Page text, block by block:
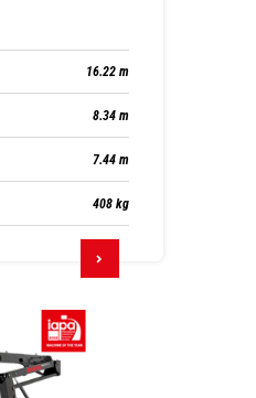
16.22 m
8.34 m
7.44 m
408 kg